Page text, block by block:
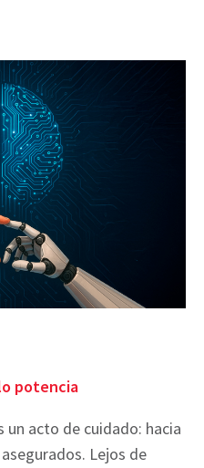
potencia
acto de cuidado: hacia
Lejos de